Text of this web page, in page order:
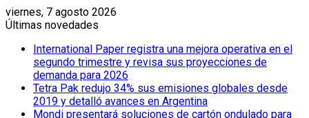
viernes, 7 agosto 2026
Últimas novedades
International Paper registra una mejora operativa en el
segundo trimestre y revisa sus proyecciones de
demanda para 2026
Tetra Pak redujo 34% sus emisiones globales desde
2019 y detalló avances en Argentina
Mondi presentará soluciones de cartón ondulado para